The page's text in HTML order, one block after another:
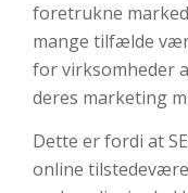
foretrukne
mange tilfælde
for virksomheder
deres marketing
Dette er fordi at
online